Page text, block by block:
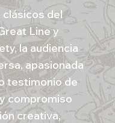
del
Line y
la audiencia
apasionada
testimonio de
compromiso
creativa,